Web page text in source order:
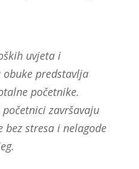
uvjeta i
predstavlja
početnike.
završavaju
bez stresa i nelagode